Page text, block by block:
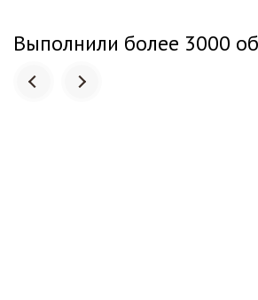
Выполнили более 3000